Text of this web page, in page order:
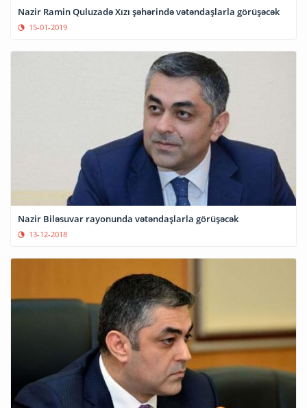
Nazir Ramin Quluzadə Xızı şəhərində vətəndaşlarla görüşəcək
15-01-2019
Nazir Biləsuvar rayonunda vətəndaşlarla görüşəcək
13-12-2018